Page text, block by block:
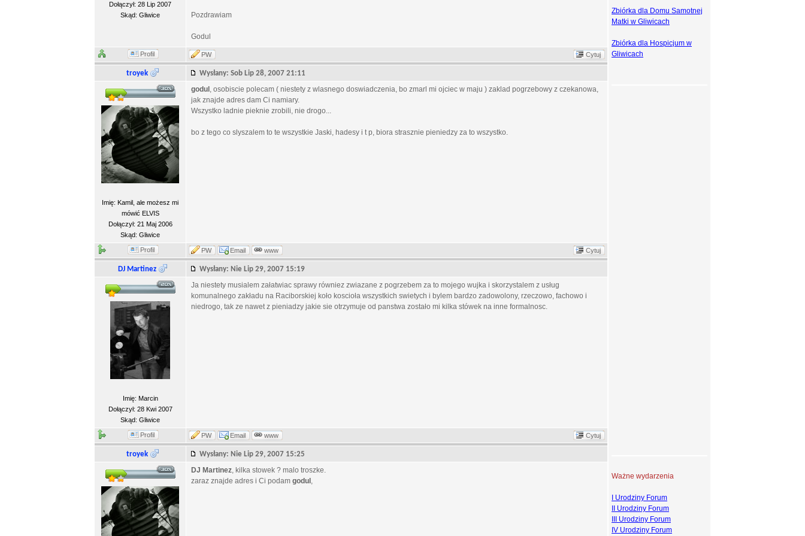
Dołączył: 28 Lip 2007
Skąd: Gliwice
Pozdrawiam
Godul
Profil PW Cytuj
troyek Wysłany: Sob Lip 28, 2007 21:11
Imię: Kamil, ale możesz mi
mówić ELVIS
Dołączył: 21 Maj 2006
Skąd: Gliwice
godul , osobiscie polecam ( niestety z wlasnego doswiadczenia, bo zmarl mi ojciec w maju ) zaklad pogrzebowy z czekanowa,
jak znajde adres dam Ci namiary.
Wszystko ladnie pieknie zrobili, nie drogo...
bo z tego co slyszalem to te wszystkie Jaski, hadesy i t p, biora strasznie pieniedzy za to wszystko.
Profil PW Email www Cytuj
DJ Martinez Wysłany: Nie Lip 29, 2007 15:19
Imię: Marcin
Dołączył: 28 Kwi 2007
Skąd: Gliwice
Ja niestety musialem załatwiac sprawy równiez zwiazane z pogrzebem za to mojego wujka i skorzystalem z usług
komunalnego zakładu na Raciborskiej koło koscioła wszystkich swietych i bylem bardzo zadowolony, rzeczowo, fachowo i
niedrogo, tak ze nawet z pieniadzy jakie sie otrzymuje od panstwa zostało mi kilka stówek na inne formalnosc.
Profil PW Email www Cytuj
troyek Wysłany: Nie Lip 29, 2007 15:25
DJ Martinez, kilka stowek ? malo troszke.
zaraz znajde adres i Ci podam godul ,
Zbiórka dla Domu Samotnej
Matki w Gliwicach
Zbiórka dla Hospicjum w
Gliwicach
Ważne wydarzenia
I Urodziny Forum
II Urodziny Forum
III Urodziny Forum
IV Urodziny Forum